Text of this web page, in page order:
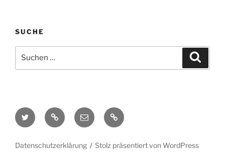
SUCHE
nach:
Twitter Mastodon
E-
Mail
Kontakt
Datenschutzerklärung Stolz präsentiert von WordPress